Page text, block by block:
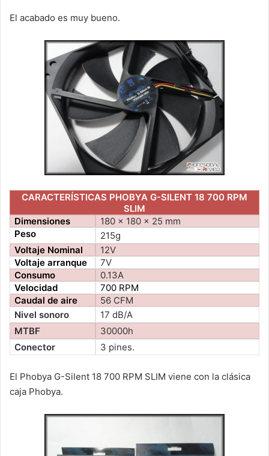
El acabado es muy bueno.
CARACTERÍSTICAS PHOBYA G-SILENT 18 700 RPM
SLIM
Dimensiones
180 x 180 x 25 mm
Peso
215g
Voltaje Nominal
12V
Voltaje arranque
7V
Consumo
0.13A
Velocidad
700 RPM
Caudal de aire
56 CFM
Nivel sonoro
17 dB/A
MTBF
30000h
Conector
3 pines.
El Phobya G-Silent 18 700 RPM SLIM viene con la clásica
caja Phobya.